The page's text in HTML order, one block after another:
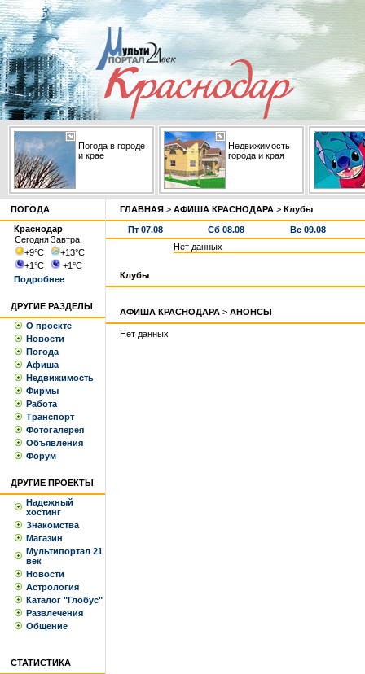
Погода в городе
и крае
Недвижимость
города и края
ПОГОДА
Краснодар
СегодняЗавтра
+9°С +13°С
+1°С +1°С
Подробнее
ДРУГИЕ РАЗДЕЛЫ
О проекте
Новости
Погода
Афиша
Недвижимость
Фирмы
Работа
Транспорт
Фотогалерея
Объявления
Форум
ДРУГИЕ ПРОЕКТЫ
Надежный
хостинг
Знакомства
Магазин
Мультипортал 21
век
Новости
Астрология
Каталог "Глобус"
Развлечения
Общение
СТАТИСТИКА
ГЛАВНАЯ > АФИША КРАСНОДАРА > Клубы
Пт 07.08 Сб 08.08
Вс 09.08
Нет данных
Клубы
АФИША КРАСНОДАРА > АНОНСЫ
Нет данных